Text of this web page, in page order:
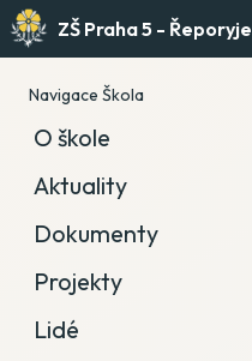
ZŠ Praha 5 - Řeporyje
Navigace Škola
O škole
Aktuality
Dokumenty
Projekty
Lidé